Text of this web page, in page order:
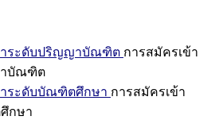
าระดับปริญญาบัณฑิต การสมัครเข้า
บัณฑิต
ระดับบัณฑิตศึกษา การสมัครเข้า
กษา